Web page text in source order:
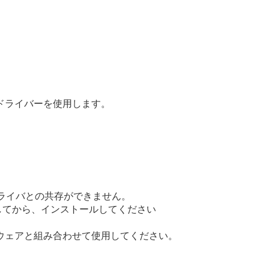
バーを使用します。
との共存ができません。
ら、インストールしてください
と組み合わせて使用してください。